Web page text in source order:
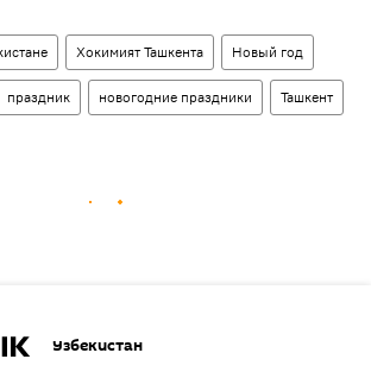
Хокимият Ташкента Новый год
праздник новогодние праздники Ташкент
Узбекистан